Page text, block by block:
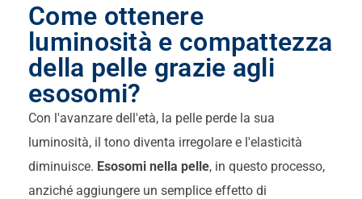
Come ottenere
luminosità e compattezza
della pelle grazie agli
esosomi?
Con l'avanzare dell'età, la pelle perde la sua
luminosità, il tono diventa irregolare e l'elasticità
diminuisce. Esosomi nella pelle, in questo processo,
anziché aggiungere un semplice effetto di